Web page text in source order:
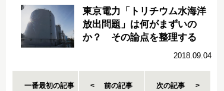
東京電力「トリチウム水海洋
放出問題」は何がまずいの
か？ その論点を整理する
2018.09.04
一番最初の記事 前の記事 次の記事